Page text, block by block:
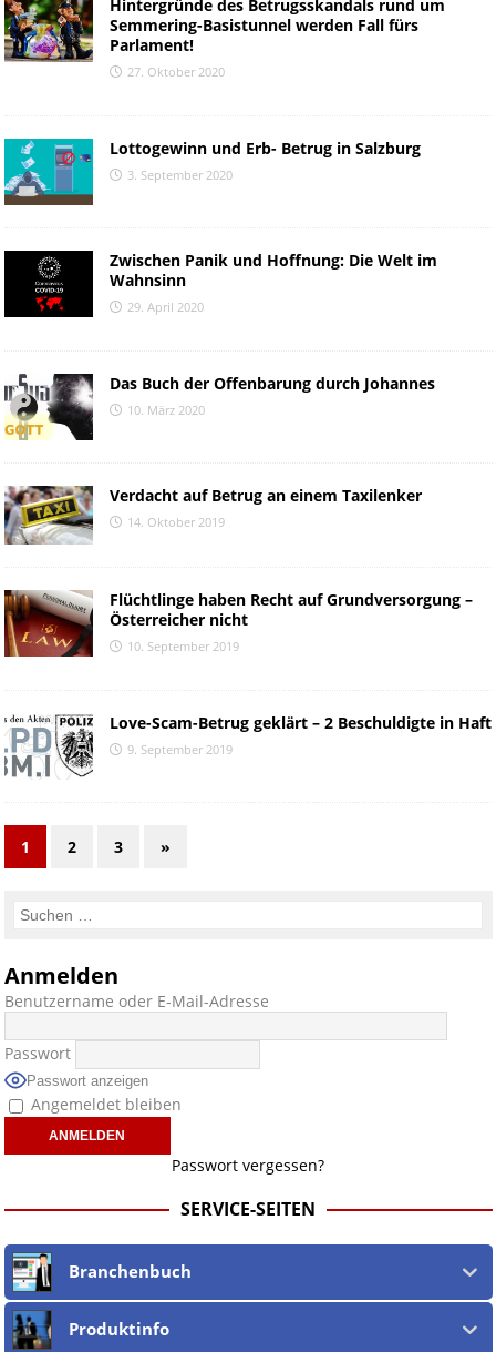
Hintergründe des Betrugsskandals rund um
Semmering-Basistunnel werden Fall fürs
Parlament!
27. Oktober 2020
Lottogewinn und Erb- Betrug in Salzburg
3. September 2020
Zwischen Panik und Hoffnung: Die Welt im
Wahnsinn
29. April 2020
Das Buch der Offenbarung durch Johannes
10. März 2020
Verdacht auf Betrug an einem Taxilenker
14. Oktober 2019
Flüchtlinge haben Recht auf Grundversorgung –
Österreicher nicht
10. September 2019
Love-Scam-Betrug geklärt – 2 Beschuldigte in Haft
9. September 2019
1 2 3 »
Anmelden
Benutzername oder E-Mail-Adresse
Passwort
Passwort anzeigen
Angemeldet bleiben
Passwort vergessen?
SERVICE-SEITEN
Branchenbuch
Produktinfo